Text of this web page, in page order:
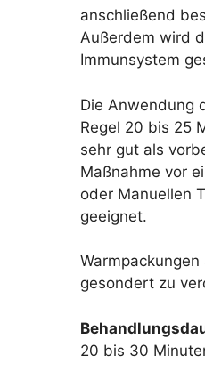
anschließend
Außerdem wird
Immunsystem
Die Anwendung
Regel 20 bis 25
sehr gut als
Maßnahme vor
oder Manuellen
geeignet.
gesondert zu
20 bis 30